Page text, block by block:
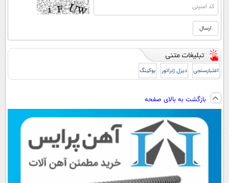
اعتبارسنجی دیزل ژنراتور بوکینگ
بازگشت به بالای صفحه